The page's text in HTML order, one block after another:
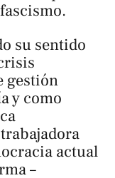
su sentido
gestión
y como
actual
–